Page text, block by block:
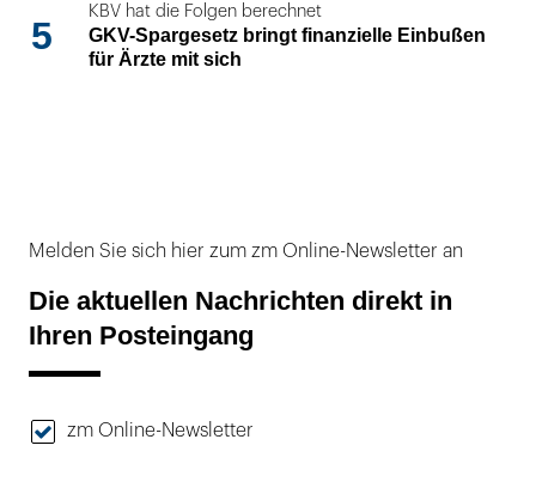
5
KBV hat die Folgen berechnet
GKV-Spargesetz bringt finanzielle Einbußen
für Ärzte mit sich
Melden Sie sich hier zum zm Online-Newsletter an
Die aktuellen Nachrichten direkt in
Ihren Posteingang
zm Online-Newsletter